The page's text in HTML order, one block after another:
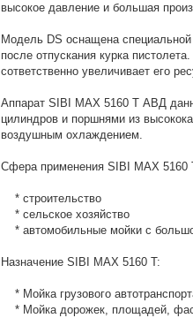
высокое давление и большая
Модель DS оснащена специальной
после отпускания курка
сответственно увеличивает его
Аппарат SIBI MAX 5160 T АВД
цилиндров и поршнями из
воздушным охлаждением.
Сфера применения SIBI MAX 5160
* строительство
* сельское хозяйство
* автомобильные мойки с
Назначение SIBI MAX 5160 T:
* Мойка грузового
* Мойка дорожек, площадей,